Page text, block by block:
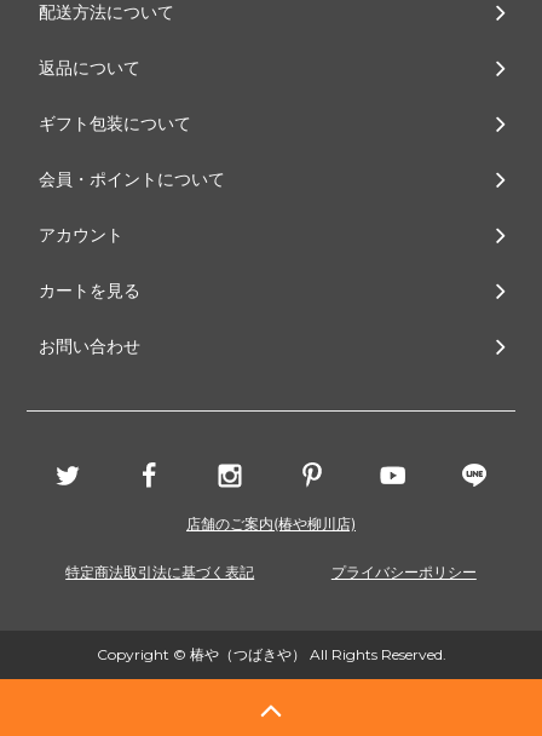
配送方法について
返品について
ギフト包装について
会員・ポイントについて
アカウント
カートを見る
お問い合わせ
店舗のご案内(椿や柳川店)
特定商法取引法に基づく表記 プライバシーポリシー
Copyright © 椿や（つばきや） All Rights Reserved.